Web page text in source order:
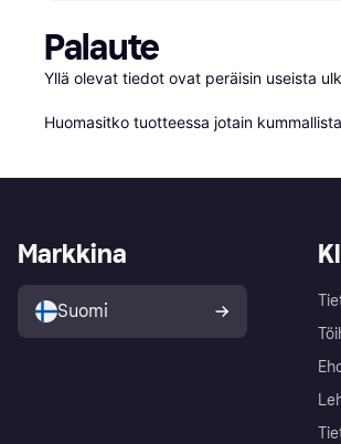
Palaute
Yllä olevat tiedot ovat peräisin useista
Huomasitko tuotteessa jotain
Markkina
Suomi